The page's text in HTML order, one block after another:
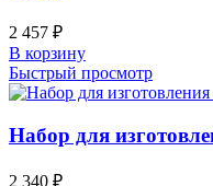
2 457 ₽
В корзину
Быстрый просмотр
Набор для
2 340 ₽